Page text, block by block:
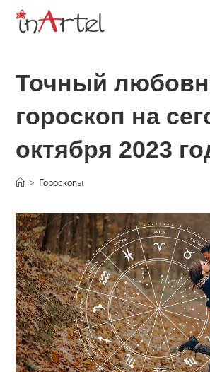
Перейти
Точный
гороскоп на
октября 2023
> Гороскопы